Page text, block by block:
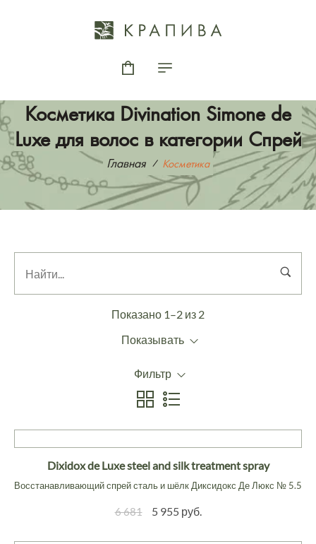
Косметика Divination Simone de
Luxe для волос в категории Спрей
Главная Косметика
Показано 1–2 из 2
Показывать
Фильтр
Dixidox de Luxe steel and silk treatment spray
Восстанавливающий спрей сталь и шёлк Диксидокс Де Люкс № 5.5
6 681 5 955 руб.